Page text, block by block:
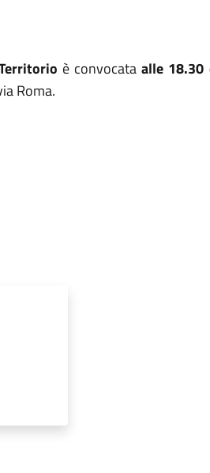
è convocataalle
Roma.